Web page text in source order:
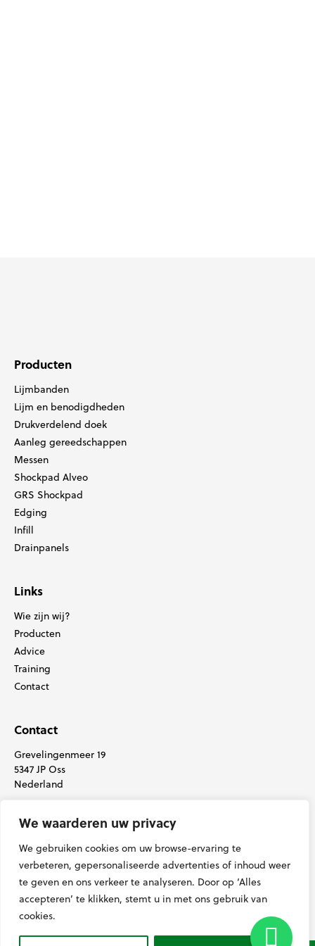
We waarderen uw privacy
We gebruiken cookies om uw browse-ervaring te
verbeteren, gepersonaliseerde advertenties of inhoud weer
te geven en ons verkeer te analyseren. Door op ‘Alles
accepteren’ te klikken, stemt u in met ons gebruik van
cookies.
Producten
Lijmbanden
Lijm en benodigdheden
Drukverdelend doek
Aanleg gereedschappen
Messen
Shockpad Alveo
GRS Shockpad
Edging
Infill
Drainpanels
Links
Wie zijn wij?
Producten
Advice
Training
Contact
Contact
Grevelingenmeer 19
5347 JP Oss
Nederland
info@grasssupport.com